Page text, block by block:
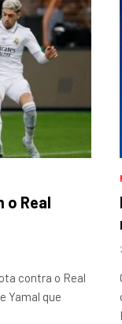
o Real
contra o Real
Yamal que